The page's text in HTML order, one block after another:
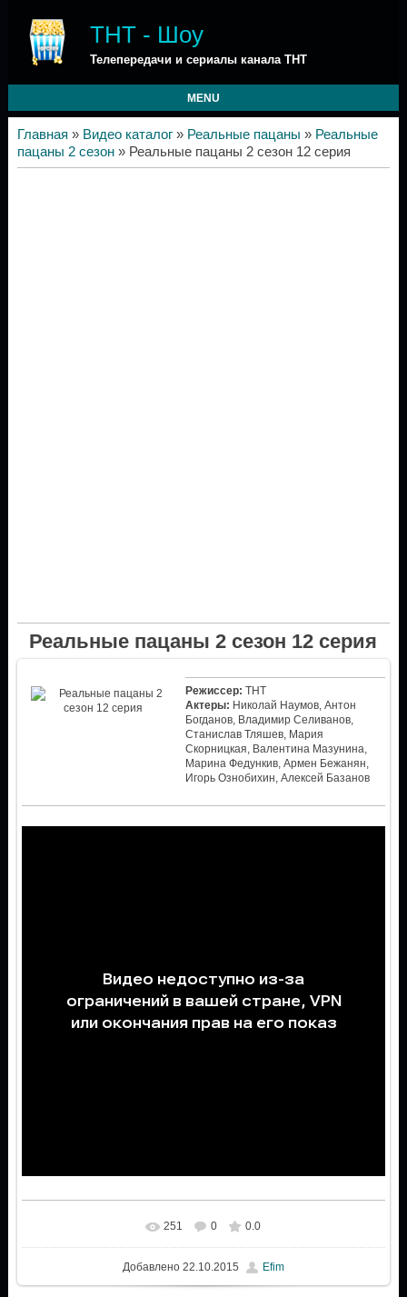
ТНТ - Шоу
Телепередачи и сериалы канала ТНТ
MENU
Главная » Видео каталог» Реальные пацаны » Реальные
пацаны 2 сезон» Реальные пацаны 2 сезон 12 серия
Реальные пацаны 2 сезон 12 серия
Режиссер: ТНТ
Актеры: Николай Наумов, Антон
Богданов, Владимир Селиванов,
Станислав Тляшев, Мария
Скорницкая, Валентина Мазунина,
Марина Федункив, Армен Бежанян,
Игорь Ознобихин, Алексей Базанов
251 0 0.0
Добавлено22.10.2015 Efim